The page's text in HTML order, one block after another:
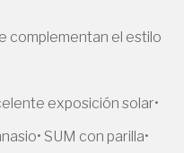
complementan el estilo
exposición solar•
SUM con parilla•